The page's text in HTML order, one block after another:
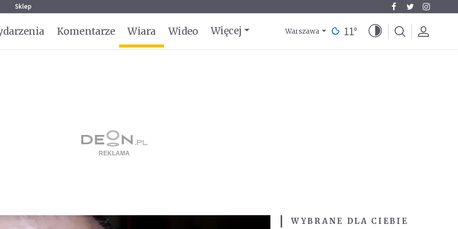
Sklep
Komentarze Wiara Wideo Więcej Warszawa 11°
WYBRANE DLA CIEBIE